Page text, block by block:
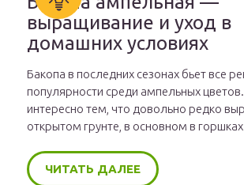
выращивание и уход в
домашних условиях
Бакопа в последних сезонах бьет все
популярности среди ампельных цветов.
интересно тем, что довольно редко
открытом грунте, в основном в
ЧИТАТЬ ДАЛЕЕ